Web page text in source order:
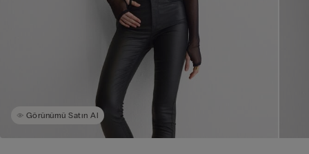
Görünümü Satın Al